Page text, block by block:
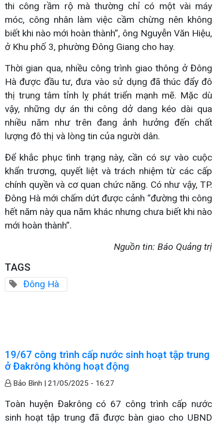
thi công rầm rộ mà thường chỉ có một vài máy
móc, công nhân làm việc cầm chừng nên không
biết khi nào mới hoàn thành”, ông Nguyễn Văn Hiệu,
ở Khu phố 3, phường Đông Giang cho hay.
Thời gian qua, nhiều công trình giao thông ở Đông
Hà được đầu tư, đưa vào sử dụng đã thúc đẩy đô
thị trung tâm tỉnh lỵ phát triển mạnh mẽ. Mặc dù
vậy, những dự án thi công dở dang kéo dài qua
nhiều năm như trên đang ảnh hưởng đến chất
lượng đô thị và lòng tin của người dân.
Để khắc phục tình trạng này, cần có sự vào cuộc
khẩn trương, quyết liệt và trách nhiệm từ các cấp
chính quyền và cơ quan chức năng. Có như vậy, TP.
Đông Hà mới chấm dứt được cảnh “đường thi công
hết năm này qua năm khác nhưng chưa biết khi nào
mới hoàn thành”.
Nguồn tin: Báo Quảng trị
TAGS
Đông Hà
19/67 công trình cấp nước sinh hoạt tập trung
ở Đakrông không hoạt động
Bảo Bình | 21/05/2025 - 16:27
Toàn huyện Đakrông có 67 công trình cấp nước
sinh hoạt tập trung đã được bàn giao cho UBND